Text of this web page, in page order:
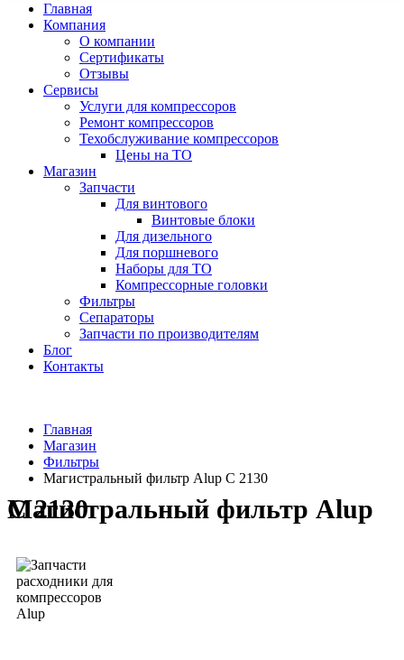
Главная
Компания
О компании
Сертификаты
Отзывы
Сервисы
Услуги для компрессоров
Ремонт компрессоров
Техобслуживание компрессоров
Цены на ТО
Магазин
Запчасти
Для винтового
Винтовые блоки
Для дизельного
Для поршневого
Наборы для ТО
Компрессорные головки
Фильтры
Сепараторы
Запчасти по производителям
Блог
Контакты
Главная
Магазин
Фильтры
Магистральный фильтр Alup C 2130
Магистральный фильтр Alup C 2130